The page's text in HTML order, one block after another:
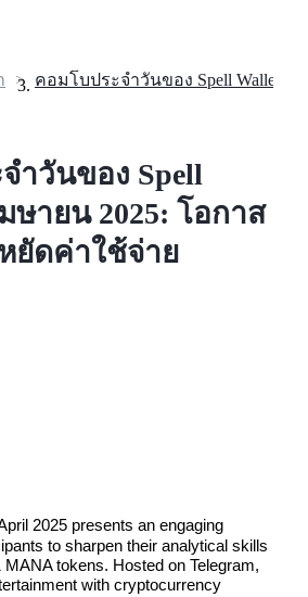
>
ำวันของ Spell
ษายน 2025: โอกาส
ยัดค่าใช้จ่าย
2025 presents an engaging
to sharpen their analytical skills
MANA tokens. Hosted on Telegram,
with cryptocurrency